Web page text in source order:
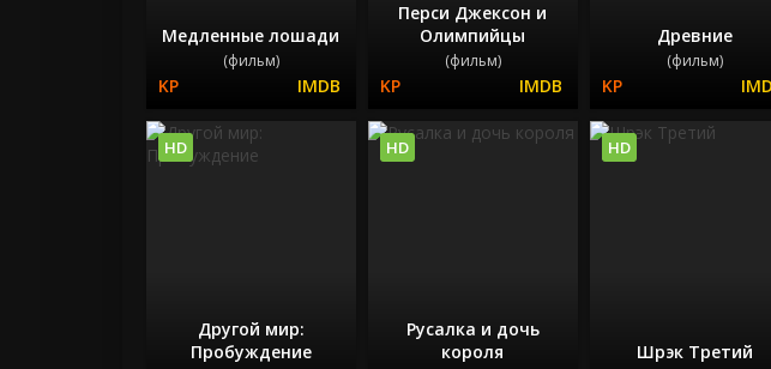
Медленные лошади
(фильм)
Перси Джексон и
Олимпийцы
(фильм)
Древние
(фильм)
Другой мир:
Пробуждение
HD
Русалка и дочь
короля
HD
Шрэк Третий
HD